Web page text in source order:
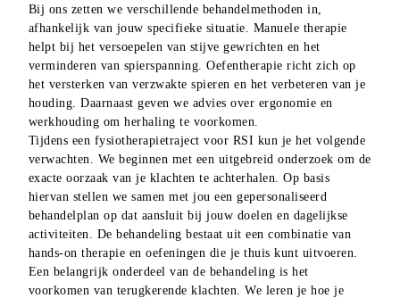
Bij ons zetten we verschillende behandelmethoden in,
afhankelijk van jouw specifieke situatie. Manuele therapie
helpt bij het versoepelen van stijve gewrichten en het
verminderen van spierspanning. Oefentherapie richt zich op
het versterken van verzwakte spieren en het verbeteren van je
houding. Daarnaast geven we advies over ergonomie en
werkhouding om herhaling te voorkomen.
Tijdens een fysiotherapietraject voor RSI kun je het volgende
verwachten. We beginnen met een uitgebreid onderzoek om de
exacte oorzaak van je klachten te achterhalen. Op basis
hiervan stellen we samen met jou een gepersonaliseerd
behandelplan op dat aansluit bij jouw doelen en dagelijkse
activiteiten. De behandeling bestaat uit een combinatie van
hands-on therapie en oefeningen die je thuis kunt uitvoeren.
Een belangrijk onderdeel van de behandeling is het
voorkomen van terugkerende klachten. We leren je hoe je